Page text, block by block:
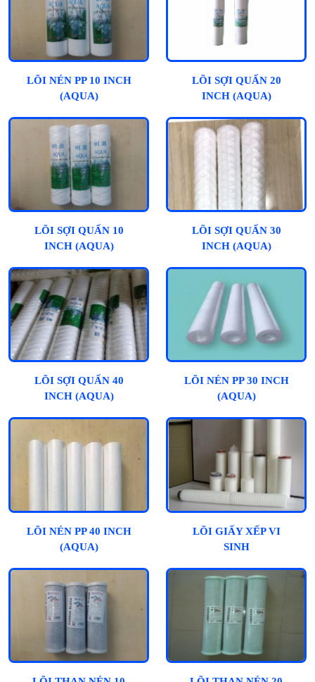
LÕI NÉN PP 10 INCH
(AQUA)
LÕI SỢI QUẤN 20
INCH (AQUA)
LÕI SỢI QUẤN 10
INCH (AQUA)
LÕI SỢI QUẤN 30
INCH (AQUA)
LÕI SỢI QUẤN 40
INCH (AQUA)
LÕI NÉN PP 30 INCH
(AQUA)
LÕI NÉN PP 40 INCH
(AQUA)
LÕI GIẤY XẾP VI
SINH